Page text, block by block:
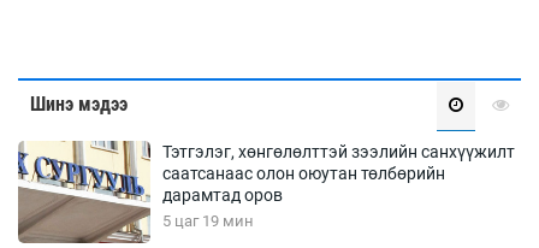
Шинэ мэдээ
Тэтгэлэг, хөнгөлөлттэй зээлийн санхүүжилт
саатсанаас олон оюутан төлбөрийн
дарамтад оров
5 цаг 19 мин